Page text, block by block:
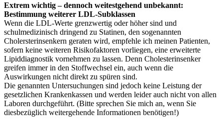
Extrem wichtig – dennoch weitestgehend unbekannt:
Bestimmung weiterer LDL-Subklassen
Wenn die LDL-Werte grenzwertig oder höher sind und
schulmedizinisch dringend zu Statinen, den sogenannten
Cholersterinsenkern geraten wird, empfehle ich meinen Patienten,
sofern keine weiteren Risikofaktoren vorliegen, eine erweiterte
Lipiddiagnostik vornehmen zu lassen. Denn Cholesterinsenker
greifen immer in den Stoffwechsel ein, auch wenn die
Auswirkungen nicht direkt zu spüren sind.
Die genannten Untersuchungen sind jedoch keine Leistung der
gesetzlichen Krankenkassen und werden leider auch nicht von allen
Laboren durchgeführt. (Bitte sprechen Sie mich an, wenn Sie
diesbezüglich weitergehende Informationen benötigen!)